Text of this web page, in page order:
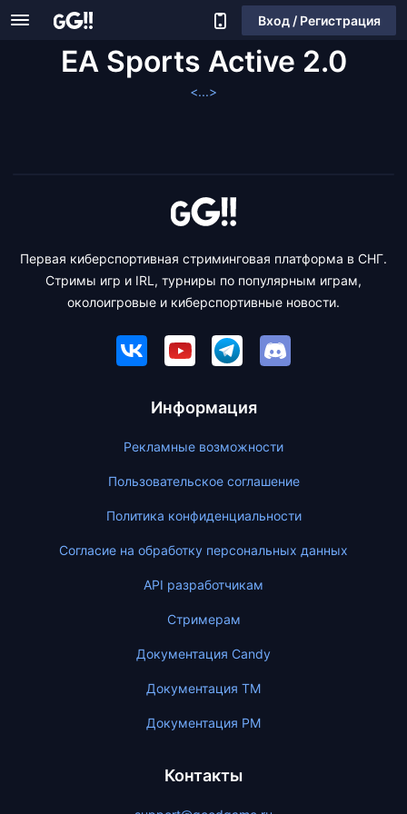
Вход / Регистрация
EA Sports Active 2.0
<...>
Первая киберспортивная стриминговая платформа в СНГ.
Стримы игр и IRL, турниры по популярным играм,
околоигровые и киберспортивные новости.
Информация
Рекламные возможности
Пользовательское соглашение
Политика конфиденциальности
Согласие на обработку персональных данных
API разработчикам
Стримерам
Документация Candy
Документация ТМ
Документация PM
Контакты